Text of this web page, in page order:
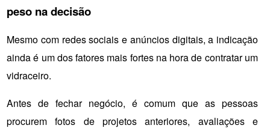
peso na decisão
Mesmo com redes sociais e anúncios digitais, a indicação
ainda é um dos fatores mais fortes na hora de contratar um
vidraceiro.
Antes de fechar negócio, é comum que as pessoas
procurem fotos de projetos anteriores, avaliações e